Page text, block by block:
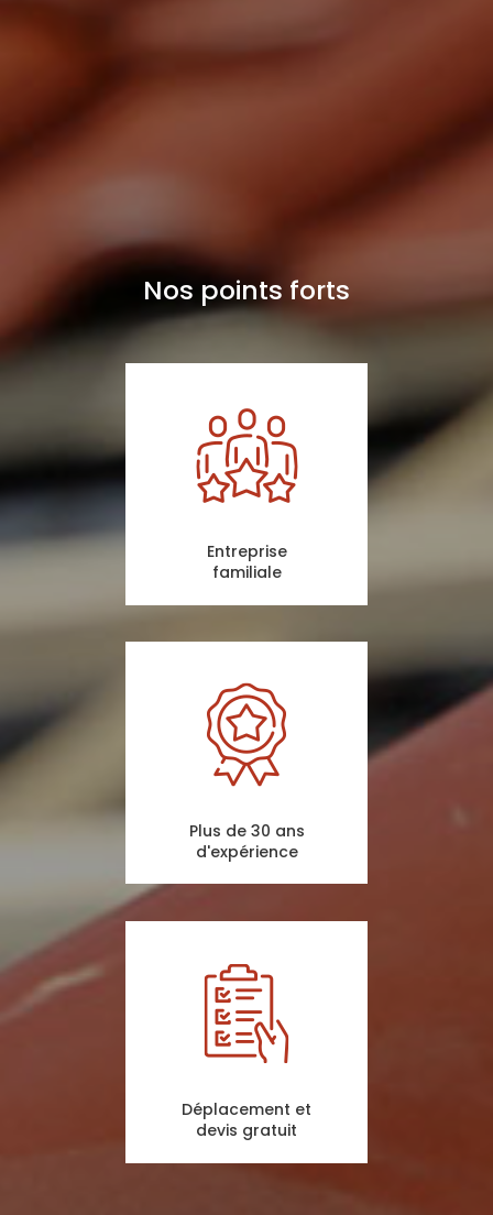
Nos points forts
Entreprise
familiale
Plus de 30 ans
d'expérience
Déplacement et
devis gratuit